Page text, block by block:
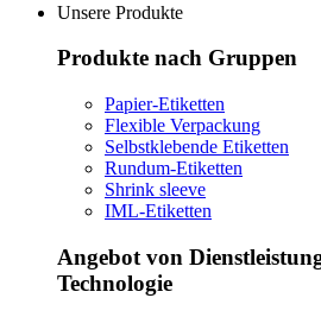
Unsere Produkte
Produkte nach Gruppen
Papier-Etiketten
Flexible Verpackung
Selbstklebende Etiketten
Rundum-Etiketten
Shrink sleeve
IML-Etiketten
Angebot von
Technologie